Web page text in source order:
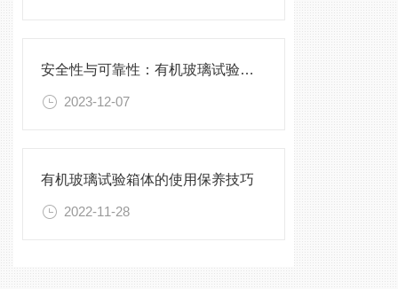
安全性与可靠性：有机玻璃试验箱的验证与确认
2023-12-07
有机玻璃试验箱体的使用保养技巧
2022-11-28